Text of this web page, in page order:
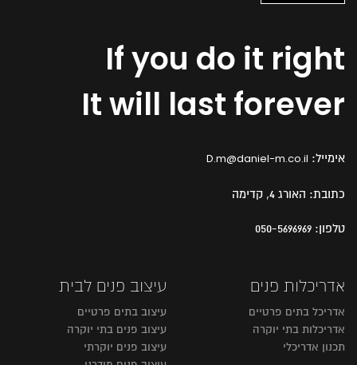
If you do it right
It will last forever
אימייל: D.m@daniel-m.co.il
כתובת: האורג 4, קדימה
טלפון: 050-5696969
אדריכלות פנים
אדריכל בתים פרטיים
אדריכלות בתי יוקרה
תכנון אדריכלי
עיצוב פנים לבית
עיצוב בתים פרטיים
עיצוב פנים בתי יוקרה
עיצוב פנים יוקרתי